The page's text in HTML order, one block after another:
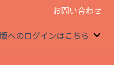
お問い合わせ
へのログインはこちら